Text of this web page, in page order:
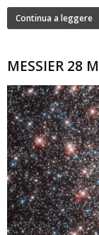
Continua a leggere
MESSIER 28